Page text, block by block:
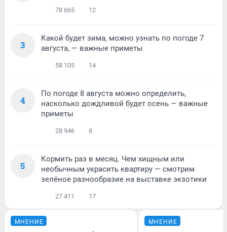
78 665 12
3
Какой будет зима, можно узнать по погоде 7
августа, — важные приметы
58 105 14
4
По погоде 8 августа можно определить,
насколько дождливой будет осень — важные
приметы
28 946 8
5
Кормить раз в месяц. Чем хищным или
необычным украсить квартиру — смотрим
зелёное разнообразие на выставке экзотики
27 411 17
МНЕНИЕ МНЕНИЕ